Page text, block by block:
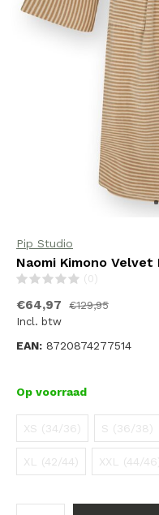
Pip Studio
Naomi Kimono
(0)
€64,97
€129,95
Incl. btw
EAN: 8720874277514
Op voorraad
XS (34/36) S (36/38)
XL (42/44) XXL (44/